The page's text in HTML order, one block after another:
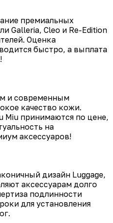
премиальных
Galleria, Cleo и Re-Edition
Оценка
быстро, а выплата
и современным
качество кожи.
Miu принимаются по цене,
на
аксессуаров!
дизайн Luggage,
аксессуарам долго
подлинности
для установления